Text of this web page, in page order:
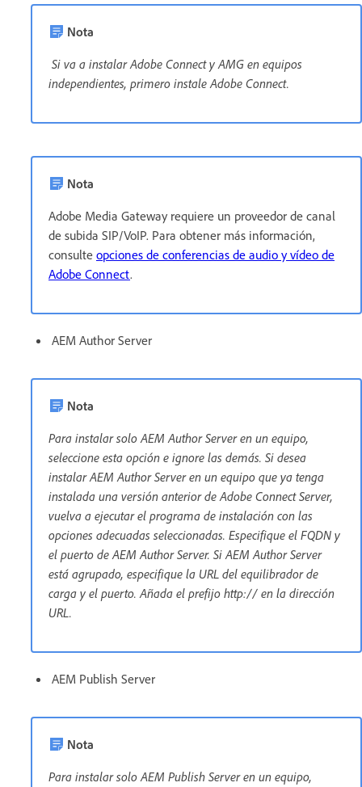
Nota
Si va a instalar Adobe Connect y AMG en equipos
independientes, primero instale Adobe Connect.
Nota
Adobe Media Gateway requiere un proveedor de canal
de subida SIP/VoIP. Para obtener más información,
consulte opciones de conferencias de audio y vídeo de
Adobe Connect.
AEM Author Server
Nota
Para instalar solo AEM Author Server en un equipo,
seleccione esta opción e ignore las demás. Si desea
instalar AEM Author Server en un equipo que ya tenga
instalada una versión anterior de Adobe Connect Server,
vuelva a ejecutar el programa de instalación con las
opciones adecuadas seleccionadas. Especifique el FQDN y
el puerto de AEM Author Server. Si AEM Author Server
está agrupado, especifique la URL del equilibrador de
carga y el puerto. Añada el prefijo http:// en la dirección
URL.
AEM Publish Server
Nota
Para instalar solo AEM Publish Server en un equipo,